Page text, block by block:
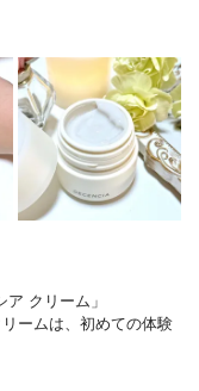
ア クリーム」
ームは、初めての体験